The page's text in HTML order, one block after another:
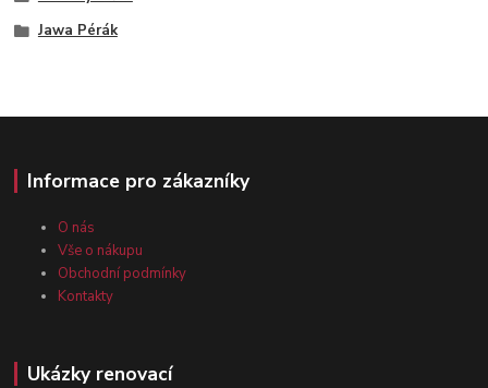
Jawa Pérák
Informace pro zákazníky
O nás
Vše o nákupu
Obchodní podmínky
Kontakty
Ukázky renovací